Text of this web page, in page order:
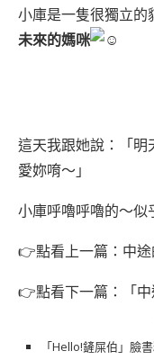
小庫是一隻很獨立的
未來的媽咪
這天我跟她說：「明
愛妳唷～」
小庫呼嚕呼嚕的～似
👉點看上一篇： 中
👉點看下一篇：「
「Hello!鏟屎伯」臉